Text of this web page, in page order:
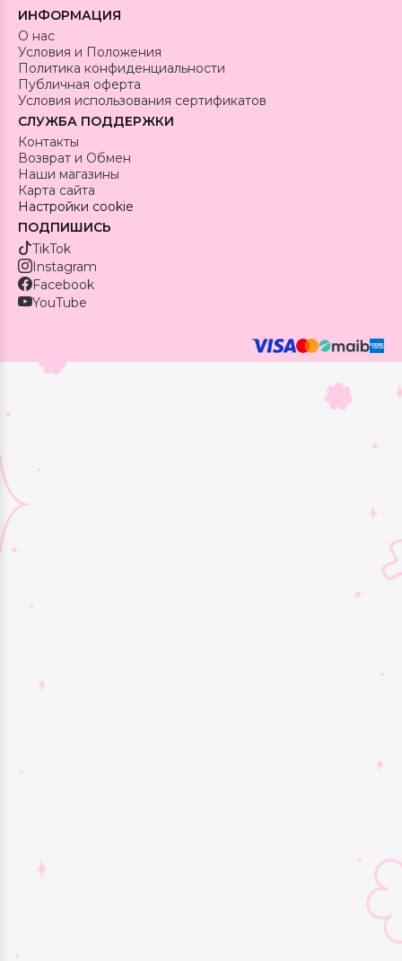
ИНФОРМАЦИЯ
О нас
Условия и Положения
Политика конфиденциальности
Публичная оферта
Условия использования сертификатов
СЛУЖБА ПОДДЕРЖКИ
Контакты
Возврат и Обмен
Наши магазины
Карта сайта
Настройки cookie
ПОДПИШИСЬ
TikTok
Instagram
Facebook
YouTube